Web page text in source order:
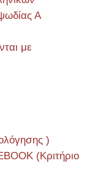
Α
με
)
(Kριτήριο